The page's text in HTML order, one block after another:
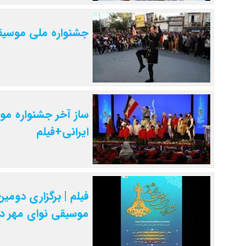
جشنواره ملی
ساز آخر جشنواره
ایرانی+فیلم
فیلم | برگزاری
موسیقی نوای مهر